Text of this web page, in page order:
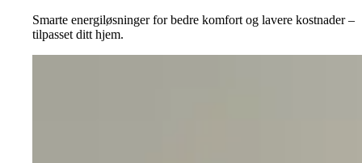
Smarte energiløsninger for bedre komfort og lavere kostnader –
tilpasset ditt hjem.